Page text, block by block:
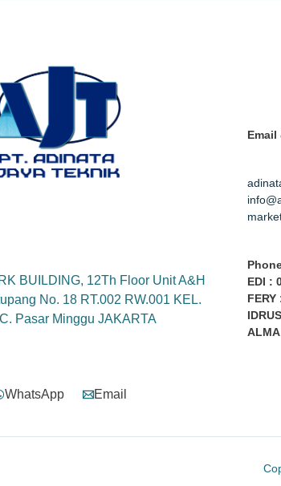
BUILDING, 12Th Floor Unit A&H
No. 18 RT.002 RW.001 KEL.
Pasar Minggu JAKARTA
WhatsApp Email
Email
EDI :
FERY